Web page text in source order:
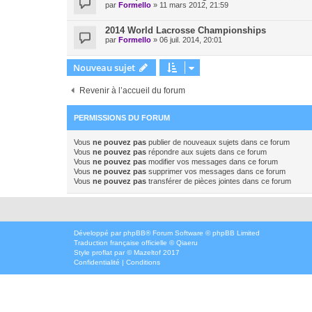
par Formello » 11 mars 2012, 21:59
2014 World Lacrosse Championships
par Formello » 06 juil. 2014, 20:01
Nouveau sujet
Revenir à l’accueil du forum
PERMISSIONS DU FORUM
Vous ne pouvez pas publier de nouveaux sujets dans ce forum
Vous ne pouvez pas répondre aux sujets dans ce forum
Vous ne pouvez pas modifier vos messages dans ce forum
Vous ne pouvez pas supprimer vos messages dans ce forum
Vous ne pouvez pas transférer de pièces jointes dans ce forum
Développé par phpBB® Forum Software © phpBB Limited
Traduction française officielle ©Qiaeru
Style proflat par ©Mazeltof 2017
Confidentialité | Conditions